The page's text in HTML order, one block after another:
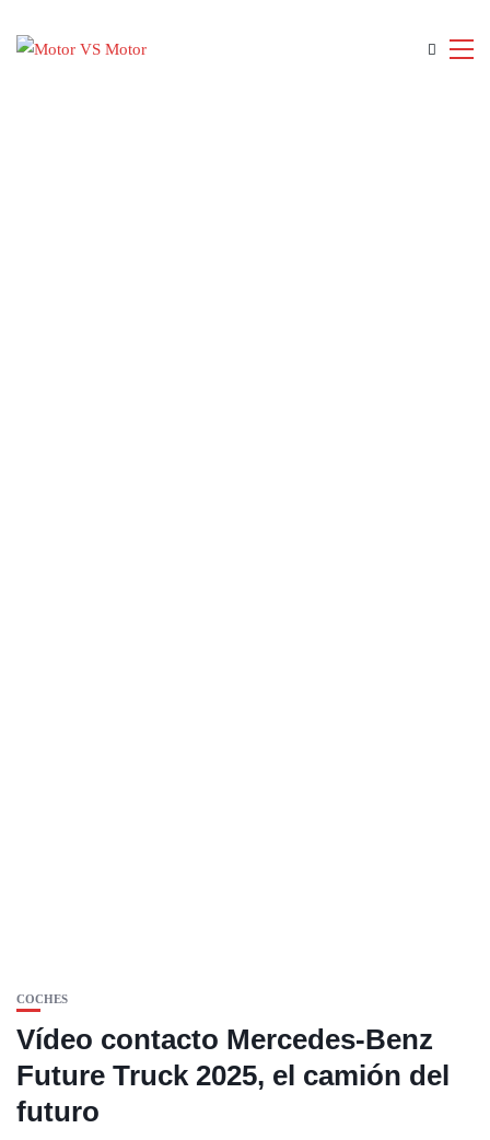
COCHES
Vídeo contacto Mercedes-Benz
Future Truck 2025, el camión del
futuro